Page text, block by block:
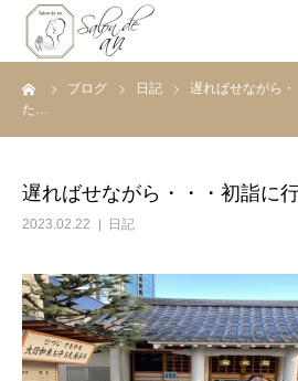
ブログ 日記
遅ればせながら
た…
遅ればせながら・・・初詣に
2023.02.22 日記
ホーム
メニュー
初めての方へ
Before＆After